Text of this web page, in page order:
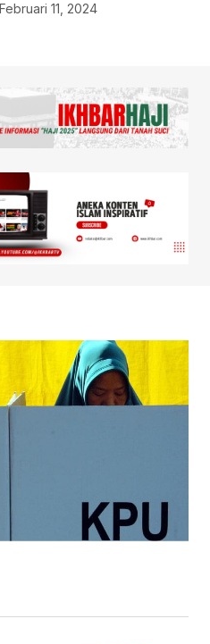
Februari 11, 2024